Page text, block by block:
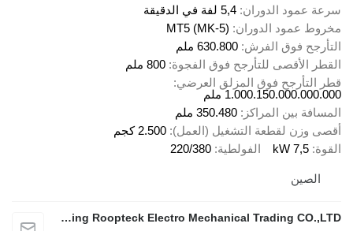
سرعة عمود الدوران 5,4 لفة في الدقيقة
مخروط عمود الدوران MT5 (MK-5)
التأرجح فوق الفرش 630.800 ملم
القطر الأقصى للتأرجح فوق الفجوة 800 ملم
قطر التأرجح فوق المزلق العرضي
1.000.150.000.000.000 ملم
المسافة بين المراكز
350.480 ملم
أقصى وزن لقطعة التشغيل (العمل) 2.500 كجم
القوة 7,5 kW الفولطية 220/380
الصين
Nanjing Roopteck Electro Mechanical Trading CO.,LTD